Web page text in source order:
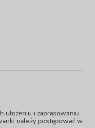
ułożeniu i zaprasowaniu
należy postępować w